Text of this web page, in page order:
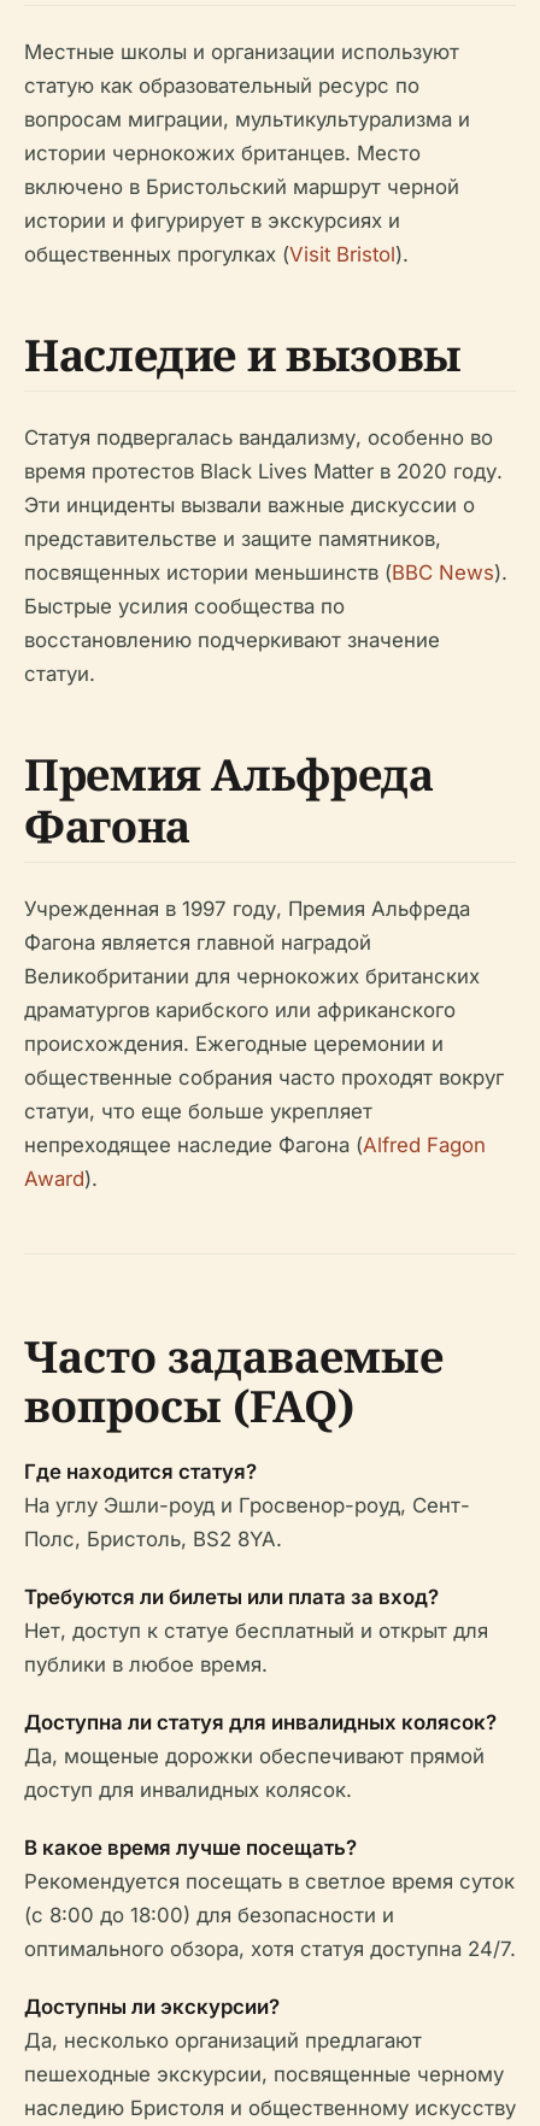
Местные школы и организации используют
статую как образовательный ресурс по
вопросам миграции, мультикультурализма и
истории чернокожих британцев. Место
включено в Бристольский маршрут черной
истории и фигурирует в экскурсиях и
общественных прогулках (Visit Bristol).
Наследие и вызовы
Статуя подвергалась вандализму, особенно во
время протестов Black Lives Matter в 2020 году.
Эти инциденты вызвали важные дискуссии о
представительстве и защите памятников,
посвященных истории меньшинств (BBC News).
Быстрые усилия сообщества по
восстановлению подчеркивают значение
статуи.
Премия Альфреда
Фагона
Учрежденная в 1997 году, Премия Альфреда
Фагона является главной наградой
Великобритании для чернокожих британских
драматургов карибского или африканского
происхождения. Ежегодные церемонии и
общественные собрания часто проходят вокруг
статуи, что еще больше укрепляет
непреходящее наследие Фагона (Alfred Fagon
Award).
Часто задаваемые
вопросы (FAQ)
Где находится статуя?
На углу Эшли-роуд и Гросвенор-роуд, Сент-
Полс, Бристоль, BS2 8YA.
Требуются ли билеты или плата за вход?
Нет, доступ к статуе бесплатный и открыт для
публики в любое время.
Доступна ли статуя для инвалидных колясок?
Да, мощеные дорожки обеспечивают прямой
доступ для инвалидных колясок.
В какое время лучше посещать?
Рекомендуется посещать в светлое время суток
(с 8:00 до 18:00) для безопасности и
оптимального обзора, хотя статуя доступна 24/7.
Доступны ли экскурсии?
Да, несколько организаций предлагают
пешеходные экскурсии, посвященные черному
наследию Бристоля и общественному искусству